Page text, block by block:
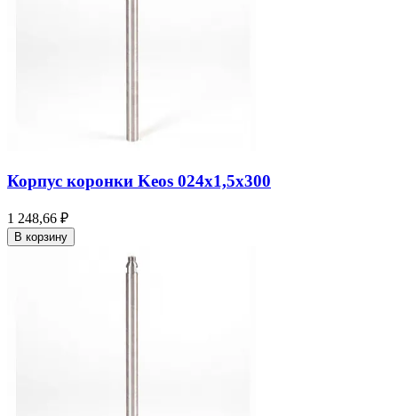
Корпус коронки Keos 024x1,5x300
1 248,66 ₽
В корзину